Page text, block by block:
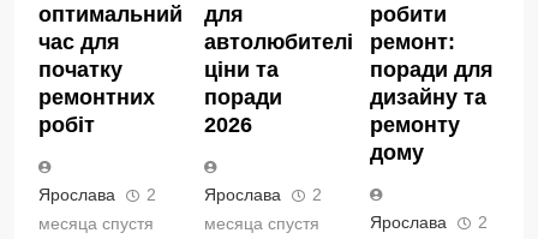
оптимальний
час для
початку
ремонтних
робіт
Ярослава
2
месяца спустя
для
автолюбителів:
ціни та
поради
2026
Ярослава
2
месяца спустя
робити
ремонт:
поради для
дизайну та
ремонту
дому
Ярослава
2